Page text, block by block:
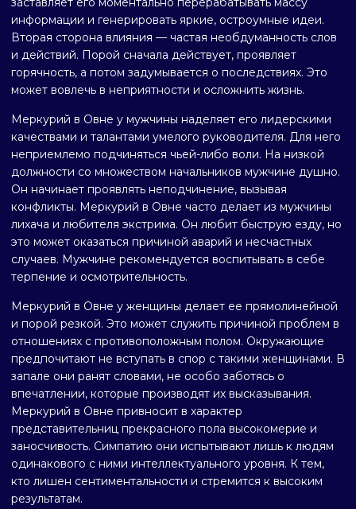
информации и генерировать яркие, остроумные идеи.
Вторая сторона влияния — частая необдуманность слов
и действий. Порой сначала действует, проявляет
горячность, а потом задумывается о последствиях. Это
может вовлечь в неприятности и осложнить жизнь.
Меркурий в Овне у мужчины наделяет его лидерскими
качествами и талантами умелого руководителя. Для него
неприемлемо подчиняться чьей-либо воли. На низкой
должности со множеством начальников мужчине душно.
Он начинает проявлять неподчинение, вызывая
конфликты. Меркурий в Овне часто делает из мужчины
лихача и любителя экстрима. Он любит быструю езду, но
это может оказаться причиной аварий и несчастных
случаев. Мужчине рекомендуется воспитывать в себе
терпение и осмотрительность.
Меркурий в Овне у женщины делает ее прямолинейной
и порой резкой. Это может служить причиной проблем в
отношениях с противоположным полом. Окружающие
предпочитают не вступать в спор с такими женщинами. В
запале они ранят словами, не особо заботясь о
впечатлении, которые производят их высказывания.
Меркурий в Овне привносит в характер
представительниц прекрасного пола высокомерие и
заносчивость. Симпатию они испытывают лишь к людям
одинакового с ними интеллектуального уровня. К тем,
кто лишен сентиментальности и стремится к высоким
результатам.